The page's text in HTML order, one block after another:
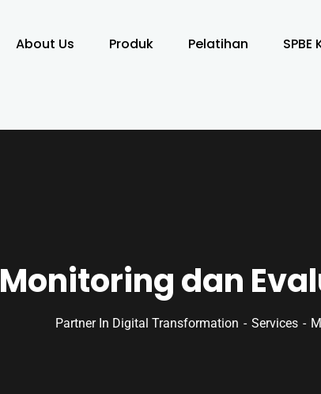
About Us Produk Pelatihan
Monitoring dan
Partner In Digital Transformation Services